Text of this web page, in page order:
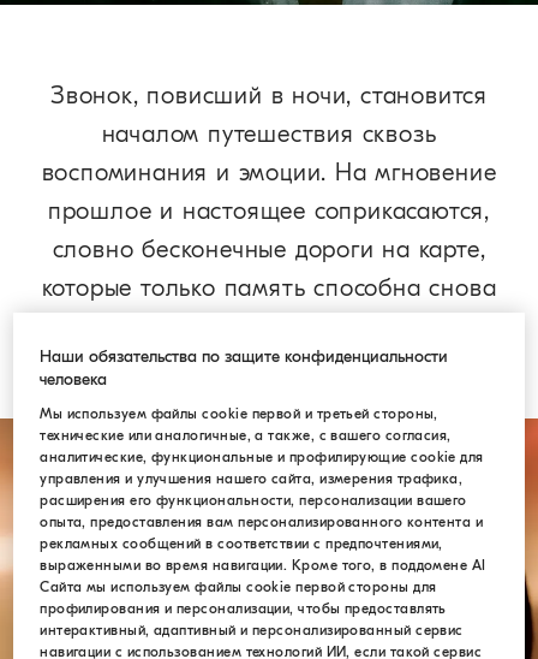
Звонок, повисший в ночи, становится
началом путешествия сквозь
воспоминания и эмоции. На мгновение
прошлое и настоящее соприкасаются,
словно бесконечные дороги на карте,
которые только память способна снова
Наши обязательства по защите конфиденциальности
человека
Мы используем файлы cookie первой и третьей стороны,
технические или аналогичные, а также, с вашего согласия,
аналитические, функциональные и профилирующие cookie для
управления и улучшения нашего сайта, измерения трафика,
расширения его функциональности, персонализации вашего
опыта, предоставления вам персонализированного контента и
рекламных сообщений в соответствии с предпочтениями,
выраженными во время навигации. Кроме того, в поддомене AI
Сайта мы используем файлы cookie первой стороны для
профилирования и персонализации, чтобы предоставлять
интерактивный, адаптивный и персонализированный сервис
навигации с использованием технологий ИИ, если такой сервис